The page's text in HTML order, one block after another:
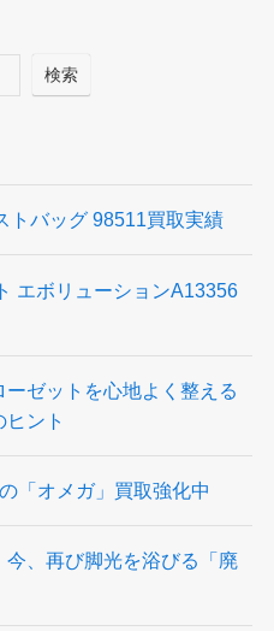
検索
トバッグ 98511買取実績
エボリューションA13356
ゼットを心地よく整える
ヒント
「オメガ」買取強化中
今、再び脚光を浴びる「廃